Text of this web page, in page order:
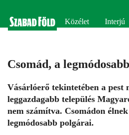
Közélet Interjú
Csomád, a
Vásárlóerő tekintetében a pest
leggazdagabb település
nem számítva. Csomádon
legmódosabb polgárai.